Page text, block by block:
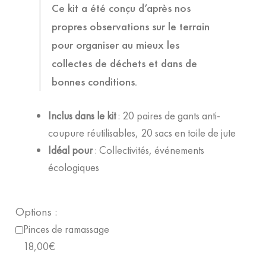
Ce kit a été conçu d’après nos
propres observations sur le terrain
pour organiser au mieux les
collectes de déchets et dans de
bonnes conditions.
Inclus dans le kit: 20 paires de gants anti-
coupure réutilisables, 20 sacs en toile de jute
Idéal pour: Collectivités, événements
écologiques
Options :
Pinces de ramassage
18,00€